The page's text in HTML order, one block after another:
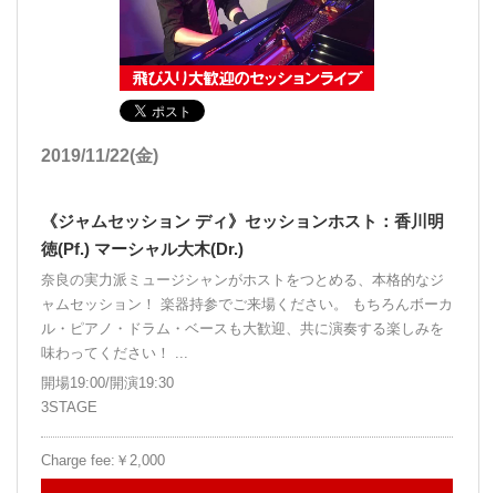
2019/11/22(金)
《ジャムセッション ディ》セッションホスト：香川明
徳(Pf.) マーシャル大木(Dr.)
奈良の実力派ミュージシャンがホストをつとめる、本格的なジ
ャムセッション！ 楽器持参でご来場ください。 もちろんボーカ
ル・ピアノ・ドラム・ベースも大歓迎、共に演奏する楽しみを
味わってください！ ...
開場19:00/開演19:30
3STAGE
Charge fee:￥2,000